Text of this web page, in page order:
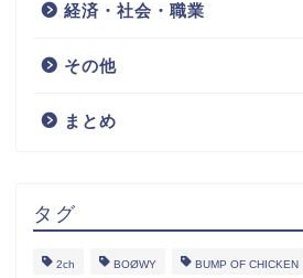
経済・社会・職業
その他
まとめ
タグ
2ch BOØWY BUMP OF CHICKEN